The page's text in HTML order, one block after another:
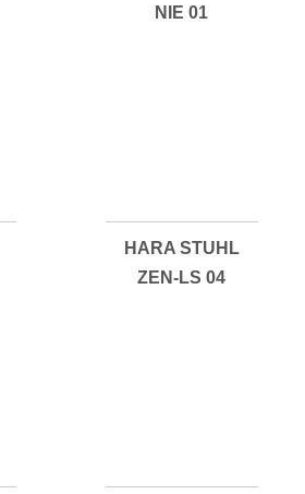
NIE 01
HARA STUHL
ZEN-LS 04